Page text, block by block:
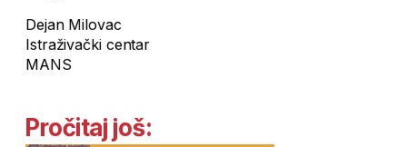
Dejan Milovac
Istraživački centar
MANS
Pročitaj još: